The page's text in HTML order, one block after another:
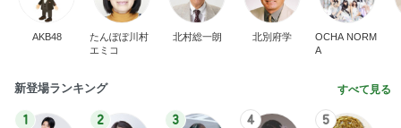
AKB48
たんぽぽ川村
エミコ
北村総一朗 北別府学
OCHA NORM
A
新登場ランキング すべて見る
1 2 3 4 5